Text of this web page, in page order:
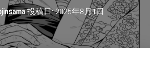
切
り
替
え
投稿日:2025年8月1日